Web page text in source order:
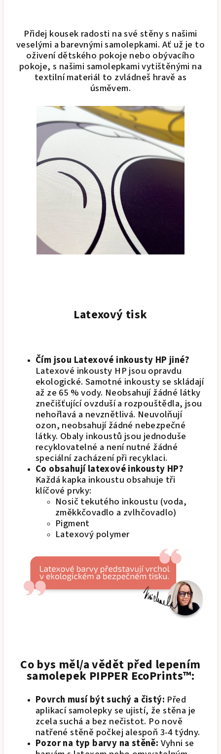
Přidej kousek radosti na své stěny s našimi
veselými a barevnými samolepkami. Ať už je to
oživení dětského pokoje nebo obývacího
pokoje, s našimi samolepkami vytištěnými na
textilní materiál to zvládneš hravě as
úsměvem.
Latexový tisk
Čím jsou Latexové inkousty HP jiné?
Latexové inkousty HP jsou opravdu
ekologické. Samotné inkousty se skládají
až ze 65 % vody. Neobsahují žádné látky
znečišťující ovzduší a rozpouštědla, jsou
nehořlavá a nevznětlivá. Neuvolňují
ozon, neobsahují žádné nebezpečné
látky. Obaly inkoustů jsou jednoduše
recyklovatelné a není nutné žádné
speciální zacházení při recyklaci.
Co obsahují latexové inkousty HP?
Každá kapka inkoustu obsahuje tři
klíčové prvky:
Nosič tekutého inkoustu (voda,
změkkčovadlo a zvlhčovadlo)
Pigment
Latexový polymer
Co bys měl/a vědět před lepením
samolepek PIPPER EcoPrints™:
Povrch musí být suchý a čistý: Před
aplikací samolepky se ujistí, že stěna je
zcela suchá a bez nečistot. Po nově
natřené stěně počkej alespoň 3-4 týdny.
Pozor na typ barvy na stěně: Vyhni se